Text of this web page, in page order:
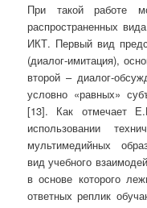
При такой работе
распространенных
ИКТ. Первый вид
(диалог-имитация),
второй – диалог-
условно «равных»
[13]. Как отмечает
использовании
мультимедийных
вид учебного
в основе которого
ответных реплик